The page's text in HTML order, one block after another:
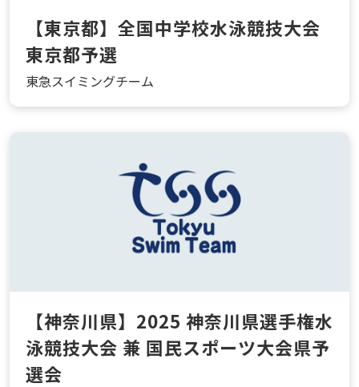
【東京都】全国中学校水泳競技大会
東京都予選
東急スイミングチーム
【神奈川県】2025 神奈川県選手権水
泳競技大会 兼 国民スポーツ大会県予
選会